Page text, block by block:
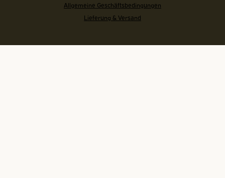
Allgemeine Geschäftsbedingungen
Lieferung & Versand